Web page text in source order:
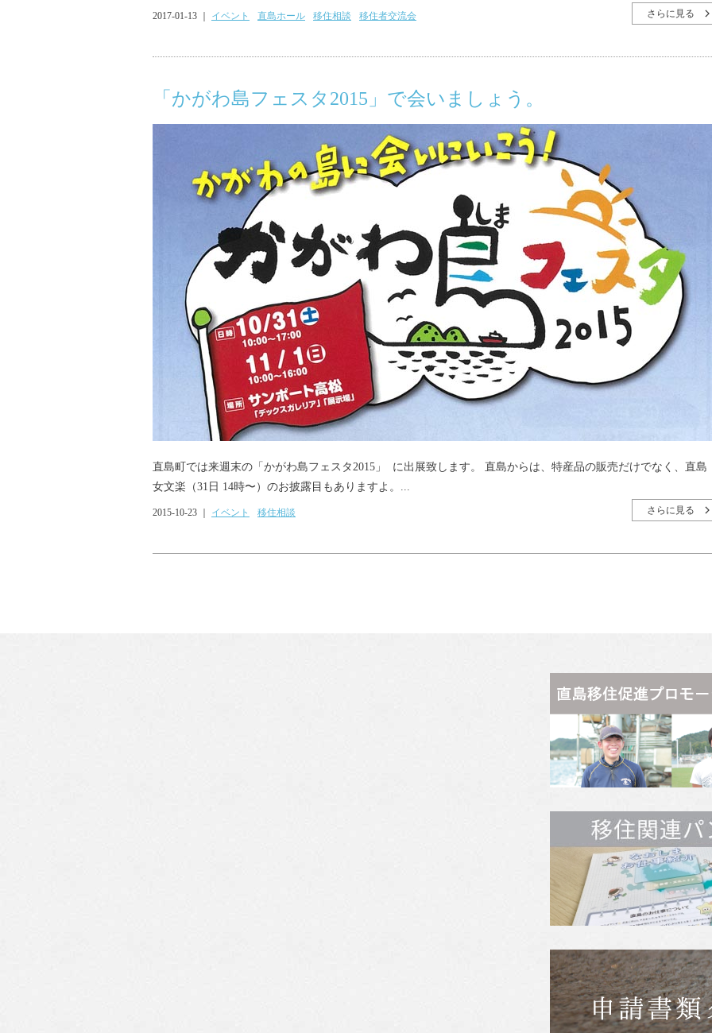
2017-01-13 ｜ イベント 直島ホール 移住相談 移住者交流会 さらに見る
「かがわ島フェスタ2015」で会いましょう。
直島町では来週末の「かがわ島フェスタ2015」 に出展致します。 直島からは、特産品の販売だけでなく、直島
女文楽（31日 14時〜）のお披露目もありますよ。...
2015-10-23 ｜ イベント 移住相談 さらに見る